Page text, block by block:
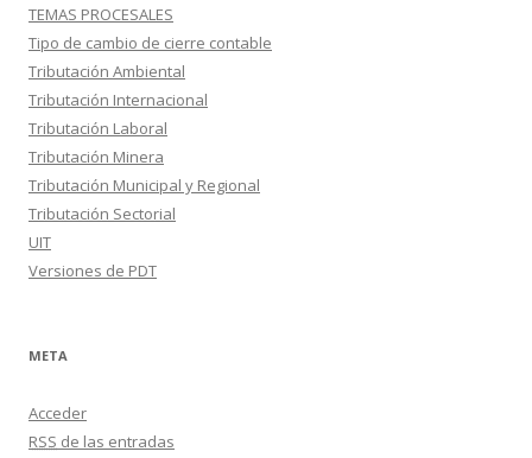
TEMAS PROCESALES
Tipo de cambio de cierre contable
Tributación Ambiental
Tributación Internacional
Tributación Laboral
Tributación Minera
Tributación Municipal y Regional
Tributación Sectorial
UIT
Versiones de PDT
META
Acceder
RSS de las entradas